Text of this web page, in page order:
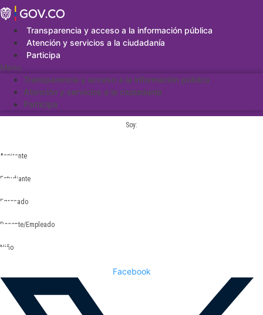
Saltar
al
contenidoTransparencia y acceso a la información pública
Atención y servicios a la ciudadanía
Participa
Menu
Transparencia y acceso a la información pública
Atención y servicios a la ciudadanía
Participa
Soy:
Aspirante
Estudiante
Egresado
Docente/Empleado
Niño
Facebook